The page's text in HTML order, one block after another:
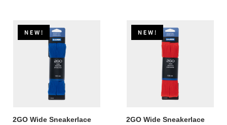
2GO Wide Sneakerlace
2GO Wide Sneakerlace